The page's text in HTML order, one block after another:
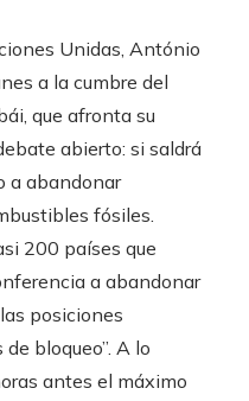
Unidas, António
a la cumbre del
que afronta su
abierto: si saldrá
a abandonar
fósiles.
200 países que
a abandonar
posiciones
bloqueo”. A lo
antes el máximo